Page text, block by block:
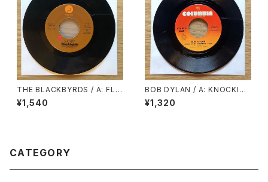
THE BLACKBYRDS / A: FLYI
N’ HIGH / B: ALL I ASK
¥1,540
BOB DYLAN / A: KNOCKIN’
ON HEAVEN’S DOOR / B: T
URKEY CHASE
¥1,320
CATEGORY